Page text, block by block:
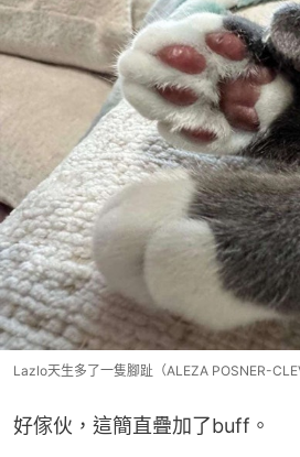
Lazlo天生多了一隻腳趾（ALEZA POSNER-
好傢伙，這簡直疊加了buff。